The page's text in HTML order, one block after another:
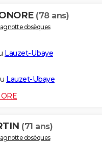
(78 ans)
obsèques
Lauzet-Ubaye
Lauzet-Ubaye
(71 ans)
obsèques